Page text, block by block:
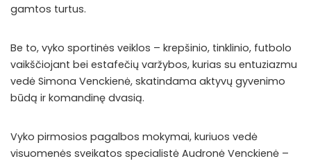
gamtos turtus.
Be to, vyko sportinės veiklos – krepšinio, tinklinio, futbolo
vaikščiojant bei estafečių varžybos, kurias su entuziazmu
vedė Simona Venckienė, skatindama aktyvų gyvenimo
būdą ir komandinę dvasią.
Vyko pirmosios pagalbos mokymai, kuriuos vedė
visuomenės sveikatos specialistė Audronė Venckienė –